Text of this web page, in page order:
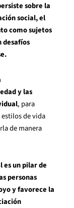
sobre la
social, el
como sujetos
desafíos
y las
, para
de vida
de manera
un pilar de
personas
y favorece la